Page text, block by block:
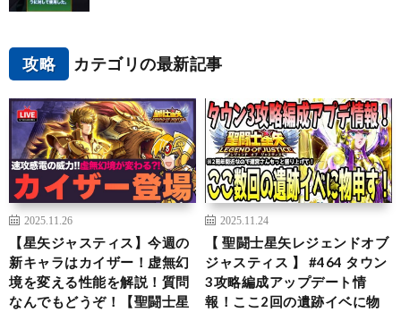
攻略 カテゴリの最新記事
2025.11.26
【星矢ジャスティス】今週の
新キャラはカイザー！虚無幻
境を変える性能を解説！質問
なんでもどうぞ！【聖闘士星
2025.11.24
【 聖闘士星矢レジェンドオブ
ジャスティス 】 #464 タウン
3攻略編成アップデート情
報！ここ2回の遺跡イベに物